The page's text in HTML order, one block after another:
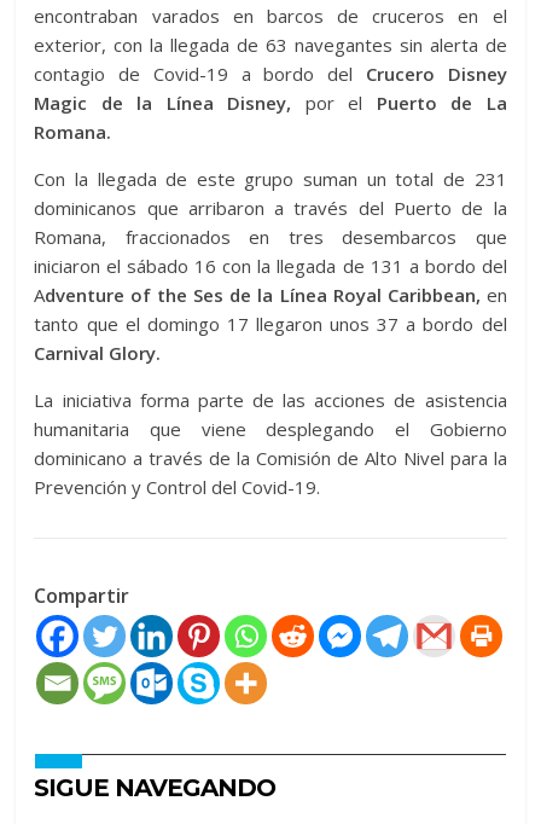
encontraban varados en barcos de cruceros en el
exterior, con la llegada de 63 navegantes sin alerta de
contagio de Covid-19 a bordo del Crucero Disney
Magic de la Línea Disney, por el Puerto de La
Romana.
Con la llegada de este grupo suman un total de 231
dominicanos que arribaron a través del Puerto de la
Romana, fraccionados en tres desembarcos que
iniciaron el sábado 16 con la llegada de 131 a bordo del
Adventure of the Ses de la Línea Royal Caribbean, en
tanto que el domingo 17 llegaron unos 37 a bordo del
Carnival Glory.
La iniciativa forma parte de las acciones de asistencia
humanitaria que viene desplegando el Gobierno
dominicano a través de la Comisión de Alto Nivel para la
Prevención y Control del Covid-19.
Compartir
SIGUE NAVEGANDO